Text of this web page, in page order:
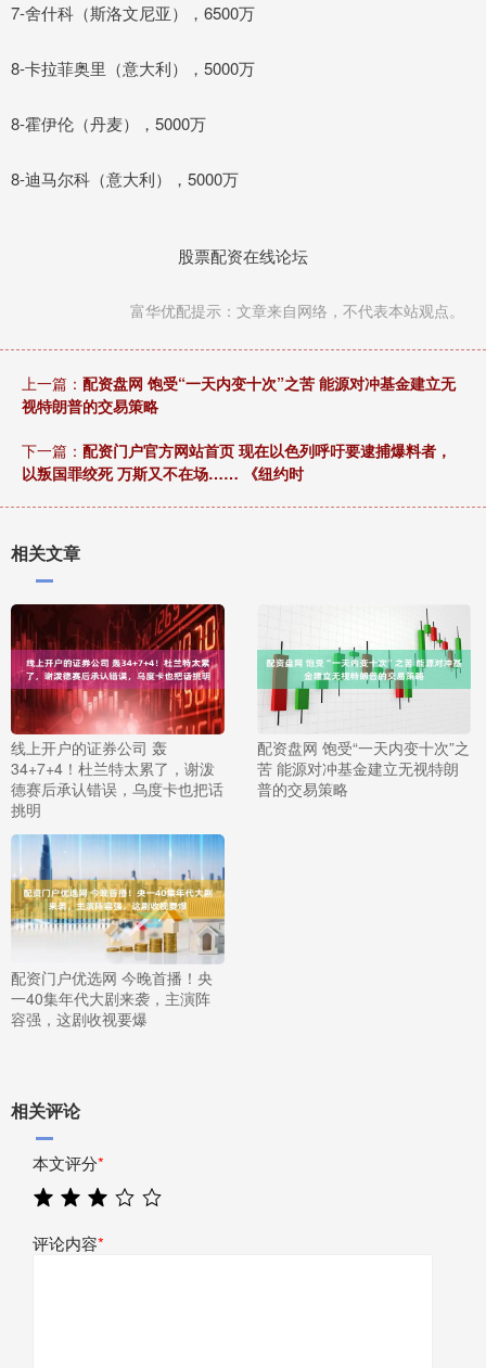
7-舍什科（斯洛文尼亚），6500万
8-卡拉菲奥里（意大利），5000万
8-霍伊伦（丹麦），5000万
8-迪马尔科（意大利），5000万
股票配资在线论坛
富华优配提示：文章来自网络，不代表本站观点。
上一篇： 配资盘网 饱受“一天内变十次”之苦 能源对冲基金建立无
视特朗普的交易策略
下一篇： 配资门户官方网站首页 现在以色列呼吁要逮捕爆料者，
以叛国罪绞死 万斯又不在场…… 《纽约时
相关文章
线上开户的证券公司 轰
34+7+4！杜兰特太累了，谢泼
德赛后承认错误，乌度卡也把话
挑明
配资盘网 饱受“一天内变十次”之
苦 能源对冲基金建立无视特朗
普的交易策略
配资门户优选网 今晚首播！央
一40集年代大剧来袭，主演阵
容强，这剧收视要爆
相关评论
本文评分*
评论内容*